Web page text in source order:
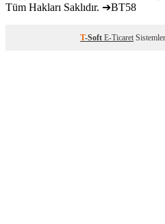
Tüm Hakları Saklıdır. ➔BT58
T-Soft E-Ticaret